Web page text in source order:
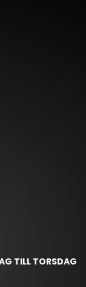
TILL TORSDAG